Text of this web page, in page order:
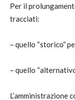
Per il
tracciati:
– quello “storico”
– quello
L’amministrazione